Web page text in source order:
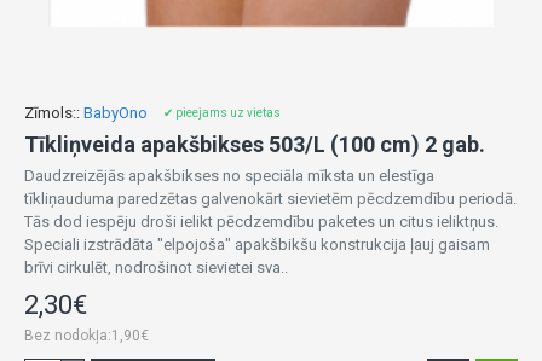
Zīmols:: BabyOno ✔ pieejams uz vietas
Tīkliņveida apakšbikses 503/L (100 cm) 2 gab.
Daudzreizējās apakšbikses no speciāla mīksta un elestīga
tīkliņauduma paredzētas galvenokārt sievietēm pēcdzemdību periodā.
Tās dod iespēju droši ielikt pēcdzemdību paketes un citus ieliktņus.
Speciali izstrādāta "elpojoša" apakšbikšu konstrukcija ļauj gaisam
brīvi cirkulēt, nodrošinot sievietei sva..
2,30€
Bez nodokļa:1,90€